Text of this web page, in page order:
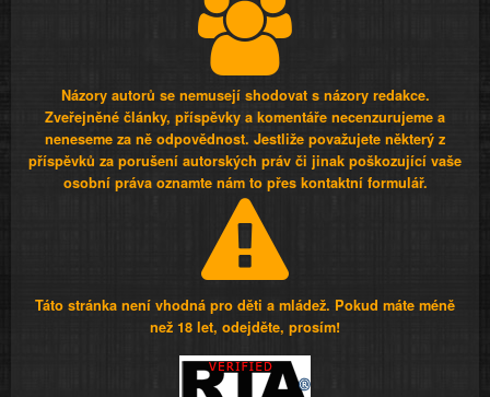
Názory autorů se nemusejí shodovat s názory redakce.
Zveřejněné články, příspěvky a komentáře necenzurujeme a
neneseme za ně odpovědnost. Jestliže považujete některý z
příspěvků za porušení autorských práv či jinak poškozující vaše
osobní práva oznamte nám to přes kontaktní formulář.
Táto stránka není vhodná pro děti a mládež. Pokud máte méně
než 18 let, odejděte, prosím!